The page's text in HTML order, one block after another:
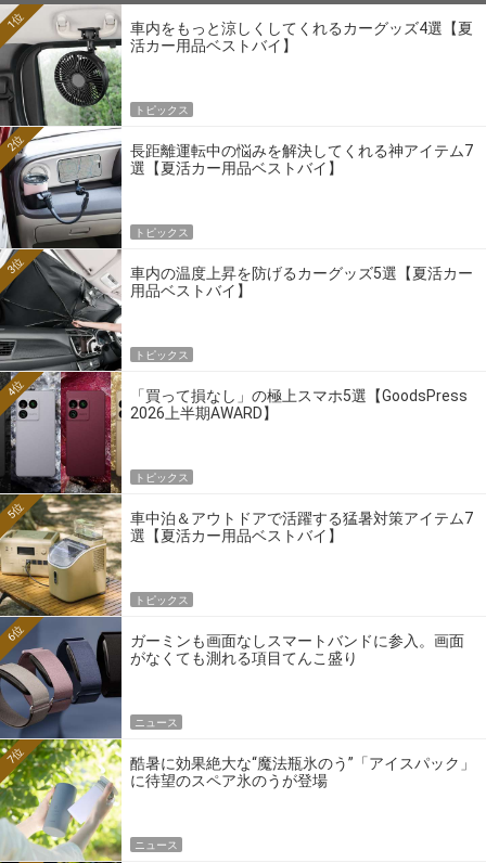
車内をもっと涼しくしてくれるカーグッズ4選【夏
活カー用品ベストバイ】
1位
トピックス
長距離運転中の悩みを解決してくれる神アイテム7
選【夏活カー用品ベストバイ】
2位
トピックス
車内の温度上昇を防げるカーグッズ5選【夏活カー
用品ベストバイ】
3位
トピックス
「買って損なし」の極上スマホ5選【GoodsPress
2026上半期AWARD】
4位
トピックス
車中泊＆アウトドアで活躍する猛暑対策アイテム7
選【夏活カー用品ベストバイ】
5位
トピックス
ガーミンも画面なしスマートバンドに参入。画面
がなくても測れる項目てんこ盛り
6位
ニュース
酷暑に効果絶大な“魔法瓶氷のう”「アイスパック」
に待望のスペア氷のうが登場
7位
ニュース